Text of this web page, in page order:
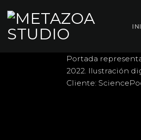
contenido
Portada
2022. Ilustración
Cliente: